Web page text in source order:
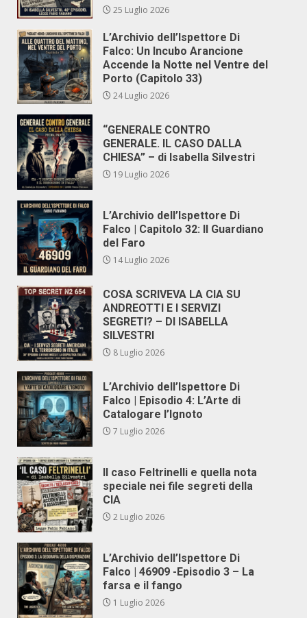
25 Luglio 2026
L’Archivio dell’Ispettore Di
Falco: Un Incubo Arancione
Accende la Notte nel Ventre del
Porto (Capitolo 33)
24 Luglio 2026
“GENERALE CONTRO
GENERALE. IL CASO DALLA
CHIESA” – di Isabella Silvestri
19 Luglio 2026
L’Archivio dell’Ispettore Di
Falco | Capitolo 32: Il Guardiano
del Faro
14 Luglio 2026
COSA SCRIVEVA LA CIA SU
ANDREOTTI E I SERVIZI
SEGRETI? – DI ISABELLA
SILVESTRI
8 Luglio 2026
L’Archivio dell’Ispettore Di
Falco | Episodio 4: L’Arte di
Catalogare l’Ignoto
7 Luglio 2026
Il caso Feltrinelli e quella nota
speciale nei file segreti della
CIA
2 Luglio 2026
L’Archivio dell’Ispettore Di
Falco | 46909 -Episodio 3 – La
farsa e il fango
1 Luglio 2026